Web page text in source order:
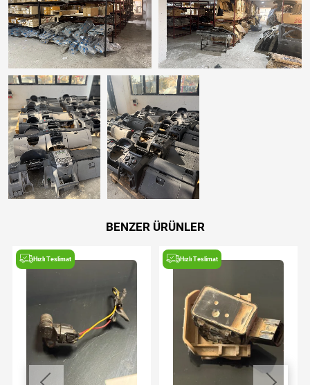
BENZER ÜRÜNLER
Hızlı Teslimat Hızlı Teslimat